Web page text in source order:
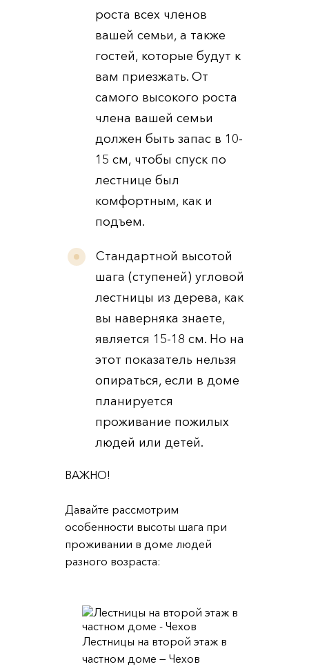
роста всех членов
вашей семьи, а также
гостей, которые будут к
вам приезжать. От
самого высокого роста
члена вашей семьи
должен быть запас в 10-
15 см, чтобы спуск по
лестнице был
комфортным, как и
подъем.
Стандартной высотой
шага (ступеней) угловой
лестницы из дерева, как
вы наверняка знаете,
является 15-18 см. Но на
этот показатель нельзя
опираться, если в доме
планируется
проживание пожилых
людей или детей.
ВАЖНО!
Давайте рассмотрим
особенности высоты шага при
проживании в доме людей
разного возраста:
Лестницы на второй этаж в
частном доме — Чехов